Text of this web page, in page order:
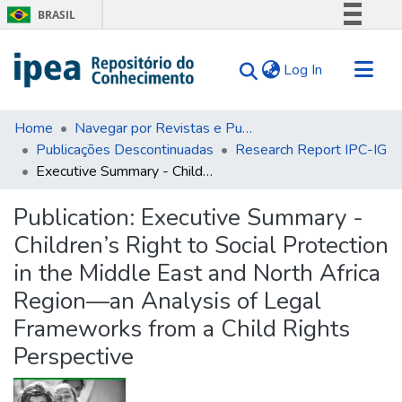
BRASIL
Comunica BR
Acesso à informação
Legislação
Log In (current)
Communities & Collections
Search for
Statistics
Tips
About Us
Home
Navegar por Revistas e Publicações Seriadas
Publicações Descontinuadas
Research Report IPC-IG
Executive Summary - Children’s Right to Social Protection in the Middle East and North Africa Region—an Analysis of Legal Frameworks from a Child Rights Perspective
Publication: Executive Summary -
Children’s Right to Social Protection
in the Middle East and North Africa
Region—an Analysis of Legal
Frameworks from a Child Rights
Perspective